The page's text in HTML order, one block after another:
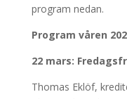
program nedan.
Program våren
22 mars:
Thomas Eklöf,